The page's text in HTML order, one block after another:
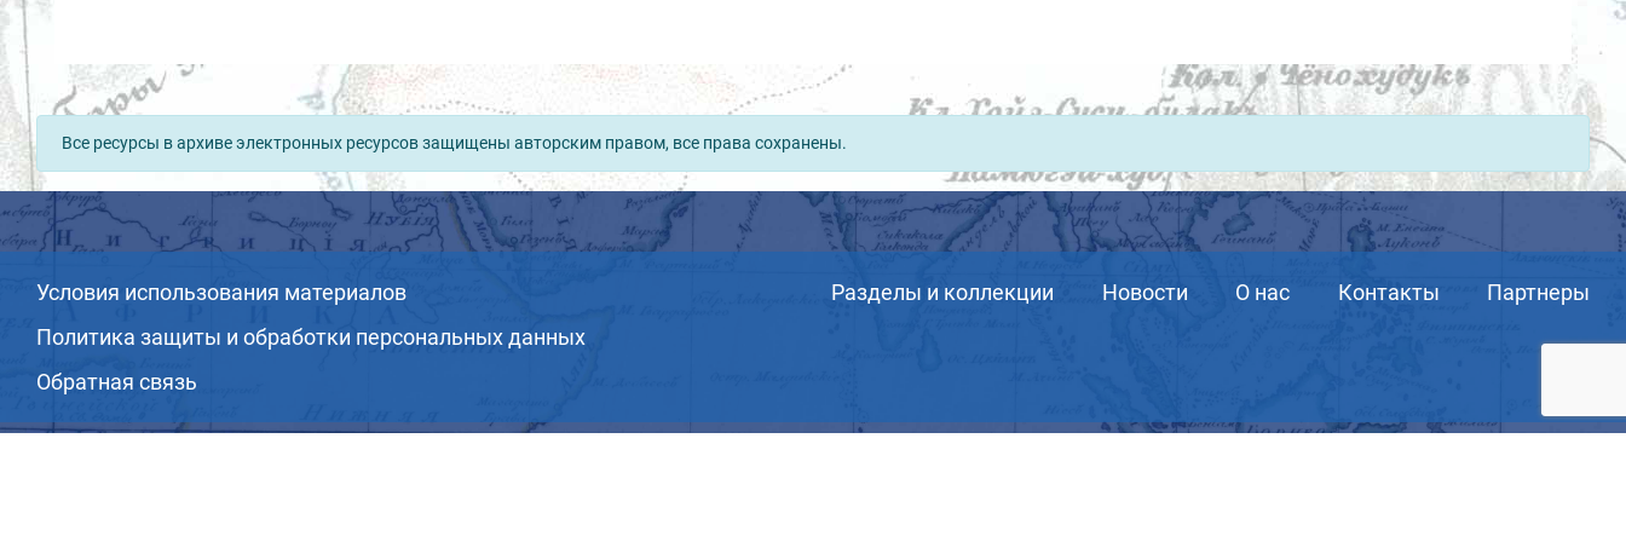
Все ресурсы в архиве электронных ресурсов защищены авторским правом, все права сохранены.
Условия использования материалов
Политика защиты и обработки персональных данных
Обратная связь
Разделы и коллекции Новости О нас Контакты Партнеры